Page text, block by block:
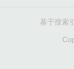
基于搜索